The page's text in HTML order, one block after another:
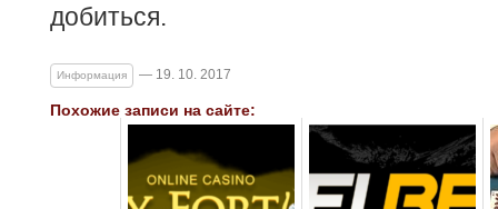
добиться.
Информация — 19. 10. 2017
Похожие записи на сайте: